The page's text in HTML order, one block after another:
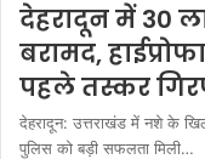
देहरादून में 30
बरामद,
पहले तस्कर
देहरादून: उत्तराखंड में नशे के
पुलिस को बड़ी सफलता मिली…